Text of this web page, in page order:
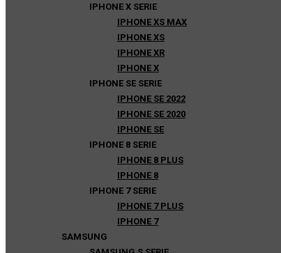
IPHONE X SERIE
IPHONE XS MAX
IPHONE XS
IPHONE XR
IPHONE X
IPHONE SE SERIE
IPHONE SE 2022
IPHONE SE 2020
IPHONE SE
IPHONE 8 SERIE
IPHONE 8 PLUS
IPHONE 8
IPHONE 7 SERIE
IPHONE 7 PLUS
IPHONE 7
SAMSUNG